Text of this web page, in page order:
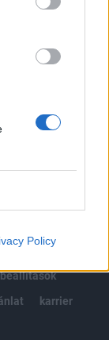
Policy
karrier